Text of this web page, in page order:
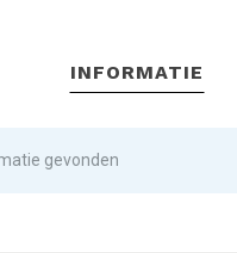
INFORMATIE
gevonden